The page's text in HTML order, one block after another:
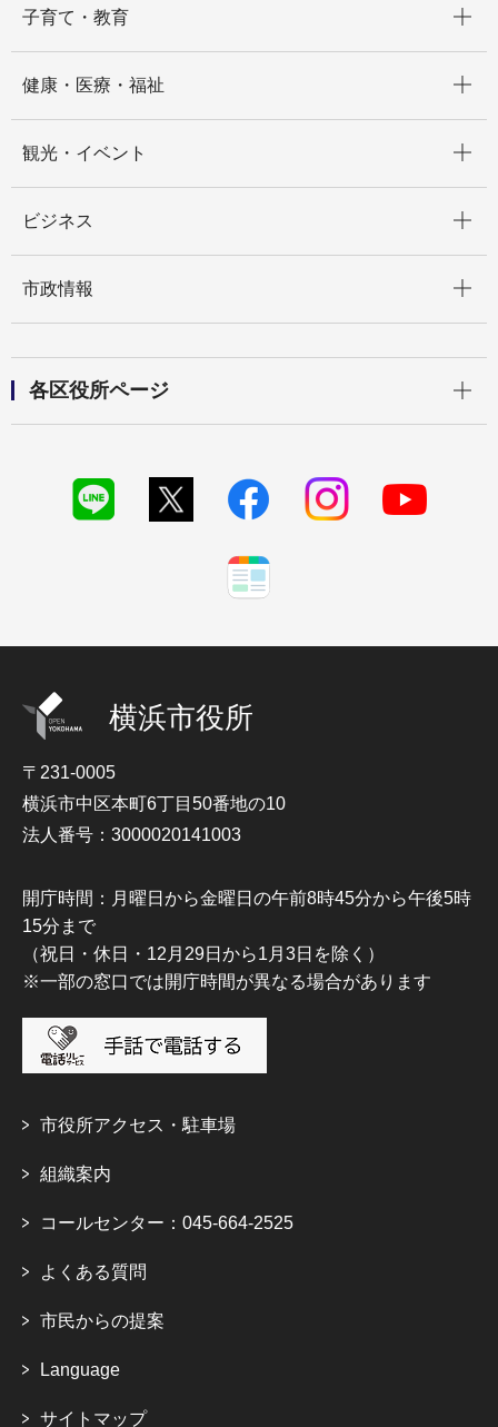
子育て・教育
健康・医療・福祉
観光・イベント
ビジネス
市政情報
各区役所ページ
横浜市役所
〒231-0005
横浜市中区本町6丁目50番地の10
法人番号：3000020141003
開庁時間：月曜日から金曜日の午前8時45分から午後5時
15分まで
（祝日・休日・12月29日から1月3日を除く）
※一部の窓口では開庁時間が異なる場合があります
市役所アクセス・駐車場
組織案内
コールセンター：045-664-2525
よくある質問
市民からの提案
Language
サイトマップ